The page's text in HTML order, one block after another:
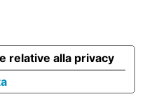
relative alla privacy